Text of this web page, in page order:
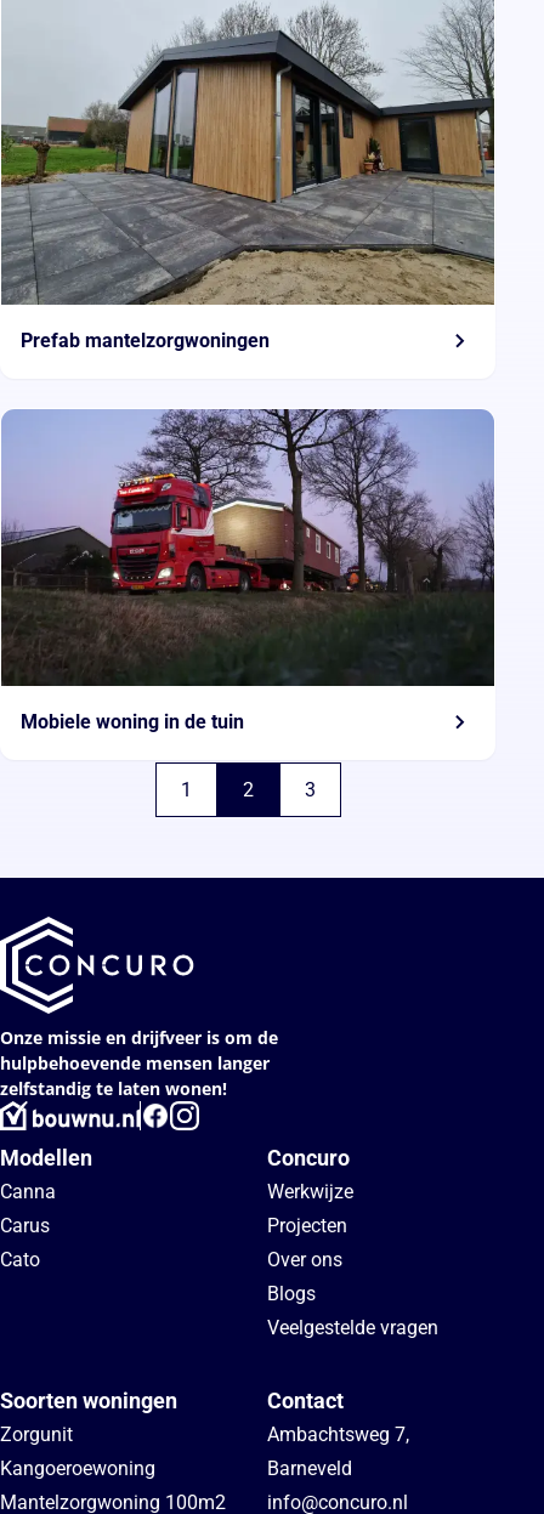
Prefab mantelzorgwoningen
Mobiele woning in de tuin
1 2 3
Onze missie en drijfveer is om de
hulpbehoevende mensen langer
zelfstandig te laten wonen!
Modellen
Canna
Carus
Cato
Concuro
Werkwijze
Projecten
Over ons
Blogs
Veelgestelde vragen
Soorten woningen
Zorgunit
Kangoeroewoning
Mantelzorgwoning 100m2
Contact
Ambachtsweg 7,
Barneveld
info@concuro.nl